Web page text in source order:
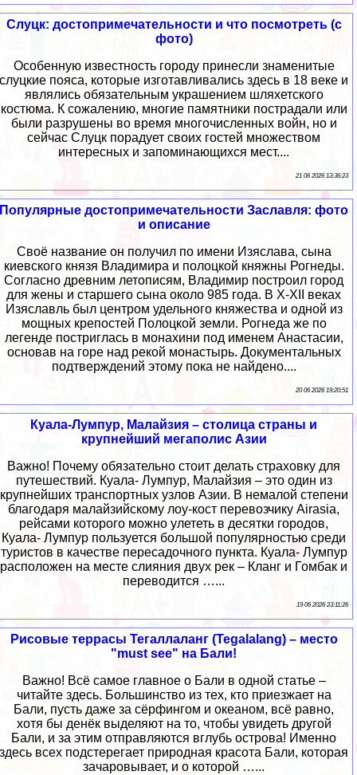
Слуцк: достопримечательности и что посмотреть (с
фото)
Особенную известность городу принесли знаменитые
слуцкие пояса, которые изготавливались здесь в 18 веке и
являлись обязательным украшением шляхетского
костюма. К сожалению, многие памятники пострадали или
были разрушены во время многочисленных войн, но и
сейчас Слуцк порадует своих гостей множеством
интересных и запоминающихся мест....
21 06 2026 13:36:23
Популярные достопримечательности Заславля: фото
и описание
Своё название он получил по имени Изяслава, сына
киевского князя Владимира и полоцкой княжны Рогнеды.
Согласно древним летописям, Владимир построил город
для жены и старшего сына около 985 года. В X-XII веках
Изяславль был центром удельного княжества и одной из
мощных крепостей Полоцкой земли. Рогнеда же по
легенде постриглась в монахини под именем Анастасии,
основав на горе над рекой монастырь. Документальных
подтверждений этому пока не найдено....
20 06 2026 19:20:51
Куала-Лумпур, Малайзия – столица страны и
крупнейший мегаполис Азии
Важно! Почему обязательно стоит делать страховку для
путешествий. Куала- Лумпур, Малайзия – это один из
крупнейших транспортных узлов Азии. В немалой степени
благодаря малайзийскому лоу-кост перевозчику Airasia,
рейсами которого можно улететь в десятки городов,
Куала- Лумпур пользуется большой популярностью среди
туристов в качестве пересадочного пункта. Куала- Лумпур
расположен на месте слияния двух рек – Кланг и Гомбак и
переводится …...
19 06 2026 23:11:26
Рисовые террасы Тегаллаланг (Tegalalang) – место
"must see" на Бали!
Важно! Всё самое главное о Бали в одной статье –
читайте здесь. Большинство из тех, кто приезжает на
Бали, пусть даже за сёрфингом и океаном, всё равно,
хотя бы денёк выделяют на то, чтобы увидеть другой
Бали, и за этим отправляются вглубь острова! Именно
здесь всех подстерегает природная красота Бали, которая
зачаровывает, и о которой …...